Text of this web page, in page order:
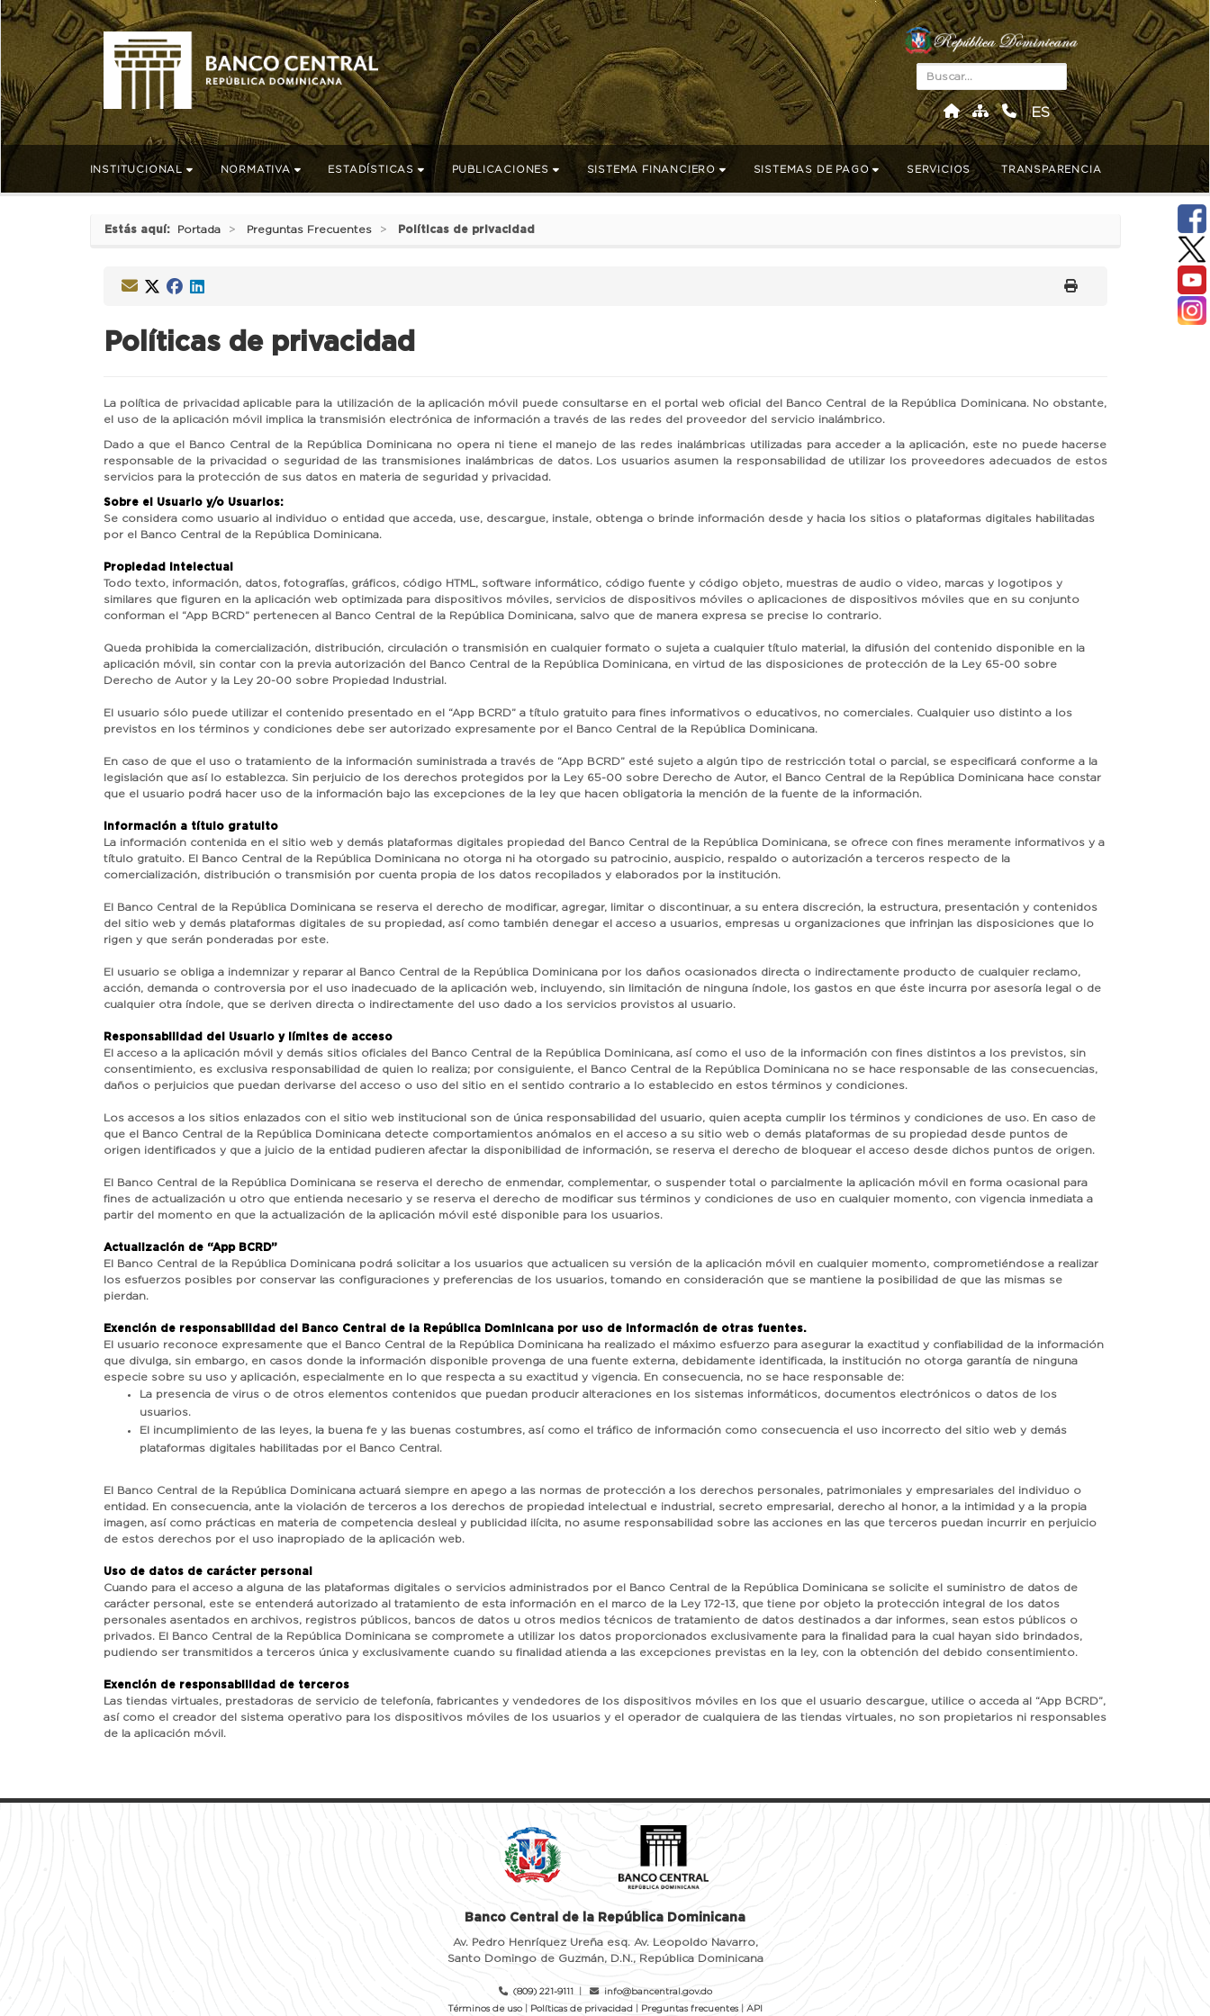
ES
INSTITUCIONAL NORMATIVA ESTADÍSTICAS PUBLICACIONES SISTEMA FINANCIERO SISTEMAS DE PAGO SERVICIOS TRANSPARENCIA
Estás aquí: Portada Preguntas Frecuentes Políticas de privacidad
Políticas de privacidad
La política de privacidad aplicable para la utilización de la aplicación móvil puede consultarse en el portal web oficial del Banco Central de la República Dominicana. No obstante,
el uso de la aplicación móvil implica la transmisión electrónica de información a través de las redes del proveedor del servicio inalámbrico.
Dado a que el Banco Central de la República Dominicana no opera ni tiene el manejo de las redes inalámbricas utilizadas para acceder a la aplicación, este no puede hacerse
responsable de la privacidad o seguridad de las transmisiones inalámbricas de datos. Los usuarios asumen la responsabilidad de utilizar los proveedores adecuados de estos
servicios para la protección de sus datos en materia de seguridad y privacidad.
Sobre el Usuario y/o Usuarios:
Se considera como usuario al individuo o entidad que acceda, use, descargue, instale, obtenga o brinde información desde y hacia los sitios o plataformas digitales habilitadas
por el Banco Central de la República Dominicana.
Propiedad Intelectual
Todo texto, información, datos, fotografías, gráficos, código HTML, software informático, código fuente y código objeto, muestras de audio o video, marcas y logotipos y
similares que figuren en la aplicación web optimizada para dispositivos móviles, servicios de dispositivos móviles o aplicaciones de dispositivos móviles que en su conjunto
conforman el “App BCRD” pertenecen al Banco Central de la República Dominicana, salvo que de manera expresa se precise lo contrario.
Queda prohibida la comercialización, distribución, circulación o transmisión en cualquier formato o sujeta a cualquier título material, la difusión del contenido disponible en la
aplicación móvil, sin contar con la previa autorización del Banco Central de la República Dominicana, en virtud de las disposiciones de protección de la Ley 65-00 sobre
Derecho de Autor y la Ley 20-00 sobre Propiedad Industrial.
El usuario sólo puede utilizar el contenido presentado en el “App BCRD” a título gratuito para fines informativos o educativos, no comerciales. Cualquier uso distinto a los
previstos en los términos y condiciones debe ser autorizado expresamente por el Banco Central de la República Dominicana.
En caso de que el uso o tratamiento de la información suministrada a través de “App BCRD” esté sujeto a algún tipo de restricción total o parcial, se especificará conforme a la
legislación que así lo establezca. Sin perjuicio de los derechos protegidos por la Ley 65-00 sobre Derecho de Autor, el Banco Central de la República Dominicana hace constar
que el usuario podrá hacer uso de la información bajo las excepciones de la ley que hacen obligatoria la mención de la fuente de la información.
Información a título gratuito
La información contenida en el sitio web y demás plataformas digitales propiedad del Banco Central de la República Dominicana, se ofrece con fines meramente informativos y a
título gratuito. El Banco Central de la República Dominicana no otorga ni ha otorgado su patrocinio, auspicio, respaldo o autorización a terceros respecto de la
comercialización, distribución o transmisión por cuenta propia de los datos recopilados y elaborados por la institución.
El Banco Central de la República Dominicana se reserva el derecho de modificar, agregar, limitar o discontinuar, a su entera discreción, la estructura, presentación y contenidos
del sitio web y demás plataformas digitales de su propiedad, así como también denegar el acceso a usuarios, empresas u organizaciones que infrinjan las disposiciones que lo
rigen y que serán ponderadas por este.
El usuario se obliga a indemnizar y reparar al Banco Central de la República Dominicana por los daños ocasionados directa o indirectamente producto de cualquier reclamo,
acción, demanda o controversia por el uso inadecuado de la aplicación web, incluyendo, sin limitación de ninguna índole, los gastos en que éste incurra por asesoría legal o de
cualquier otra índole, que se deriven directa o indirectamente del uso dado a los servicios provistos al usuario.
Responsabilidad del Usuario y límites de acceso
El acceso a la aplicación móvil y demás sitios oficiales del Banco Central de la República Dominicana, así como el uso de la información con fines distintos a los previstos, sin
consentimiento, es exclusiva responsabilidad de quien lo realiza; por consiguiente, el Banco Central de la República Dominicana no se hace responsable de las consecuencias,
daños o perjuicios que puedan derivarse del acceso o uso del sitio en el sentido contrario a lo establecido en estos términos y condiciones.
Los accesos a los sitios enlazados con el sitio web institucional son de única responsabilidad del usuario, quien acepta cumplir los términos y condiciones de uso. En caso de
que el Banco Central de la República Dominicana detecte comportamientos anómalos en el acceso a su sitio web o demás plataformas de su propiedad desde puntos de
origen identificados y que a juicio de la entidad pudieren afectar la disponibilidad de información, se reserva el derecho de bloquear el acceso desde dichos puntos de origen.
El Banco Central de la República Dominicana se reserva el derecho de enmendar, complementar, o suspender total o parcialmente la aplicación móvil en forma ocasional para
fines de actualización u otro que entienda necesario y se reserva el derecho de modificar sus términos y condiciones de uso en cualquier momento, con vigencia inmediata a
partir del momento en que la actualización de la aplicación móvil esté disponible para los usuarios.
Actualización de “App BCRD”
El Banco Central de la República Dominicana podrá solicitar a los usuarios que actualicen su versión de la aplicación móvil en cualquier momento, comprometiéndose a realizar
los esfuerzos posibles por conservar las configuraciones y preferencias de los usuarios, tomando en consideración que se mantiene la posibilidad de que las mismas se
pierdan.
Exención de responsabilidad del Banco Central de la República Dominicana por uso de información de otras fuentes.
El usuario reconoce expresamente que el Banco Central de la República Dominicana ha realizado el máximo esfuerzo para asegurar la exactitud y confiabilidad de la información
que divulga, sin embargo, en casos donde la información disponible provenga de una fuente externa, debidamente identificada, la institución no otorga garantía de ninguna
especie sobre su uso y aplicación, especialmente en lo que respecta a su exactitud y vigencia. En consecuencia, no se hace responsable de:
La presencia de virus o de otros elementos contenidos que puedan producir alteraciones en los sistemas informáticos, documentos electrónicos o datos de los
usuarios.
El incumplimiento de las leyes, la buena fe y las buenas costumbres, así como el tráfico de información como consecuencia el uso incorrecto del sitio web y demás
plataformas digitales habilitadas por el Banco Central.
El Banco Central de la República Dominicana actuará siempre en apego a las normas de protección a los derechos personales, patrimoniales y empresariales del individuo o
entidad. En consecuencia, ante la violación de terceros a los derechos de propiedad intelectual e industrial, secreto empresarial, derecho al honor, a la intimidad y a la propia
imagen, así como prácticas en materia de competencia desleal y publicidad ilícita, no asume responsabilidad sobre las acciones en las que terceros puedan incurrir en perjuicio
de estos derechos por el uso inapropiado de la aplicación web.
Uso de datos de carácter personal
Cuando para el acceso a alguna de las plataformas digitales o servicios administrados por el Banco Central de la República Dominicana se solicite el suministro de datos de
carácter personal, este se entenderá autorizado al tratamiento de esta información en el marco de la Ley 172-13, que tiene por objeto la protección integral de los datos
personales asentados en archivos, registros públicos, bancos de datos u otros medios técnicos de tratamiento de datos destinados a dar informes, sean estos públicos o
privados. El Banco Central de la República Dominicana se compromete a utilizar los datos proporcionados exclusivamente para la finalidad para la cual hayan sido brindados,
pudiendo ser transmitidos a terceros única y exclusivamente cuando su finalidad atienda a las excepciones previstas en la ley, con la obtención del debido consentimiento.
Exención de responsabilidad de terceros
Las tiendas virtuales, prestadoras de servicio de telefonía, fabricantes y vendedores de los dispositivos móviles en los que el usuario descargue, utilice o acceda al “App BCRD”,
así como el creador del sistema operativo para los dispositivos móviles de los usuarios y el operador de cualquiera de las tiendas virtuales, no son propietarios ni responsables
de la aplicación móvil.
Banco Central de la República Dominicana
Av. Pedro Henríquez Ureña esq. Av. Leopoldo Navarro,
Santo Domingo de Guzmán, D.N., República Dominicana
(809) 221-9111
info@bancentral.gov.do
Términos de uso
Políticas de privacidad Preguntas frecuentes| API